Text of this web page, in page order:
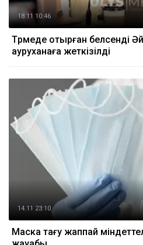
18.11 10:46
Түрмеде отырған белсенді
ауруханаға жеткізілді
14.11 23:10
Маска тағу жаппай